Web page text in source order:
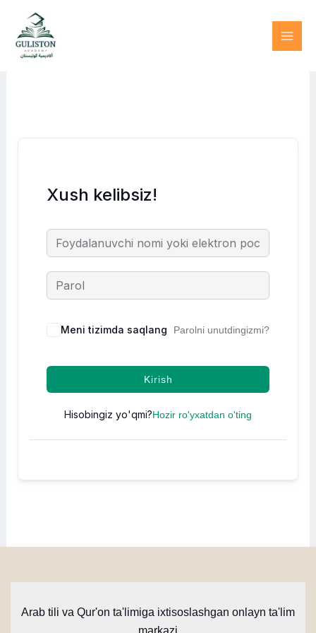
content
Xush kelibsiz!
Meni tizimda saqlang Parolni unutdingizmi?
Kirish
Hisobingiz yo'qmi?Hozir ro'yxatdan o'ting
Arab tili va Qur'on ta'limiga ixtisoslashgan onlayn ta'lim